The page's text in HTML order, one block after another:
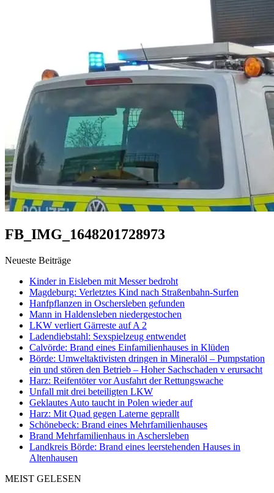
FB_IMG_1648201728973
Neueste Beiträge
Kinder in Eisleben mit Messer bedroht
Magdeburg: Verletztes Kind nach Straßenbahn-Surfen
Hanfpflanzen in Oschersleben gefunden
Mann in Haldensleben niedergestochen
LKW verliert Gärreste auf A 2
Ladendiebstahl: Sexspielzeug entwendet
Calvörde: Brand eines Einfamilienhauses in Klüden
Börde: Umweltaktivisten dringen in Mineralöl – Pumpstation
ein und stören den Betrieb – Hoher Sachschaden v erursacht
Harz: Reifentöter vor Ausfahrt der Rettungswache
Unfall mit drei beteiligten LKW
Geklautes Auto taucht in Polen wieder auf
Harz: Mit Quad gegen Laterne geprallt
Schönebeck: Brand eines Mehrfamilienhauses
Brand Mehrfamilienhaus in Aschersleben
Landkreis Börde: Brand eines leerstehenden Hauses in
Altenhausen
MEIST GELESEN